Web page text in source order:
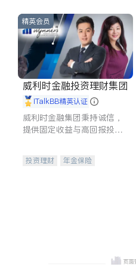
精英会员
威利时金融投资理财集团
iTalkBB精英认证
威利时金融集团秉持诚信，
提供固定收益与高回报投资
合，助力客户实现目标
投资理财
年金保险